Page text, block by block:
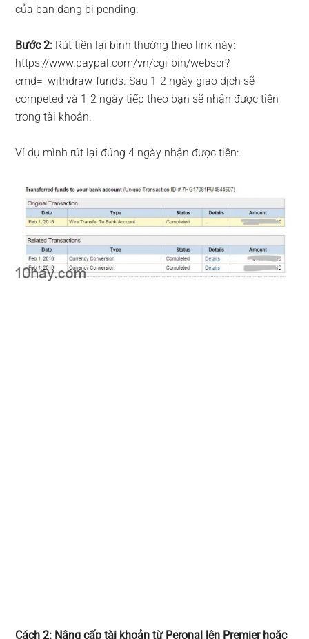
của bạn đang bị pending.
Bước 2: Rút tiền lại bình thường theo link này:
https://www.paypal.com/vn/cgi-bin/webscr?
cmd=_withdraw-funds. Sau 1-2 ngày giao dịch sẽ
competed và 1-2 ngày tiếp theo bạn sẽ nhận được tiền
trong tài khoản.
Ví dụ mình rút lại đúng 4 ngày nhận được tiền:
Cách 2: Nâng cấp tài khoản từ Peronal lên Premier hoặc